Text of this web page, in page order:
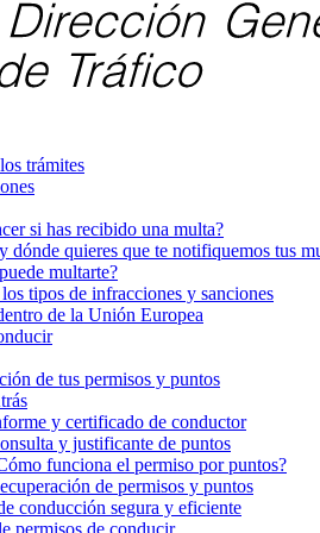
trámites
si has recibido una multa?
dónde quieres que te notifiquemos tus
multarte?
tipos de infracciones y sanciones
de la Unión Europea
de tus permisos y puntos
y certificado de conductor
y justificante de puntos
funciona el permiso por puntos?
de permisos y puntos
conducción segura y eficiente